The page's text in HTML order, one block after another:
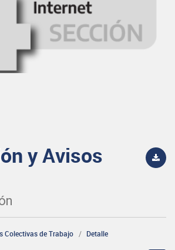
y Avisos
Colectivas de Trabajo Detalle